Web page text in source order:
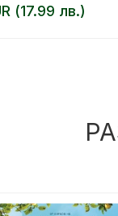
(17.99 лв.)